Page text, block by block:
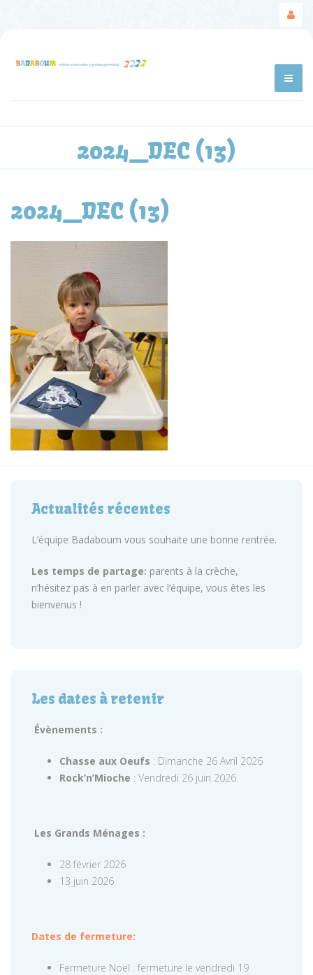
2024_DEC (13)
2024_DEC (13)
Actualités récentes
L’équipe Badaboum vous souhaite une bonne rentrée.
Les temps de partage: parents à la crèche,
n’hésitez pas à en parler avec l’équipe, vous êtes les
bienvenus !
Les dates à retenir
Évènements :
Chasse aux Oeufs : Dimanche 26 Avril 2026
Rock’n’Mioche : Vendredi 26 juin 2026
Les Grands Ménages :
28 février 2026
13 juin 2026
Dates de fermeture:
Fermeture Noël : fermeture le vendredi 19